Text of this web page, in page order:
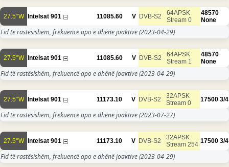
27.5°W Intelsat 901 11085.60 V DVB-S2
64APSK
Stream 0
48570
None
Fid të rastësishëm, frekuencë apo e dhënë joaktive(2023-04-29)
27.5°W Intelsat 901 11085.60 V DVB-S2
64APSK
Stream 1
48570
None
Fid të rastësishëm, frekuencë apo e dhënë joaktive(2023-04-29)
27.5°W Intelsat 901 11173.10 V DVB-S2
32APSK
Stream 0
17500 3/4
Fid të rastësishëm, frekuencë apo e dhënë joaktive(2023-07-27)
27.5°W Intelsat 901 11173.10 V DVB-S2
32APSK
Stream 254 17500 3/4
Fid të rastësishëm, frekuencë apo e dhënë joaktive(2023-04-29)